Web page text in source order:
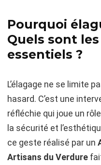
Pourquoi
Quels sont
essentiels ?
L’élagage ne se limite
hasard. C’est une
réfléchie qui joue un
la sécurité et
ce geste réalisé par un
Artisans du Verdure